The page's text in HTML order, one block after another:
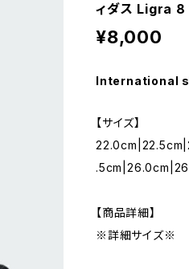
ィダス Ligra 8
¥8,000
International
【サイズ】
【商品詳細】
※詳細サイズ※